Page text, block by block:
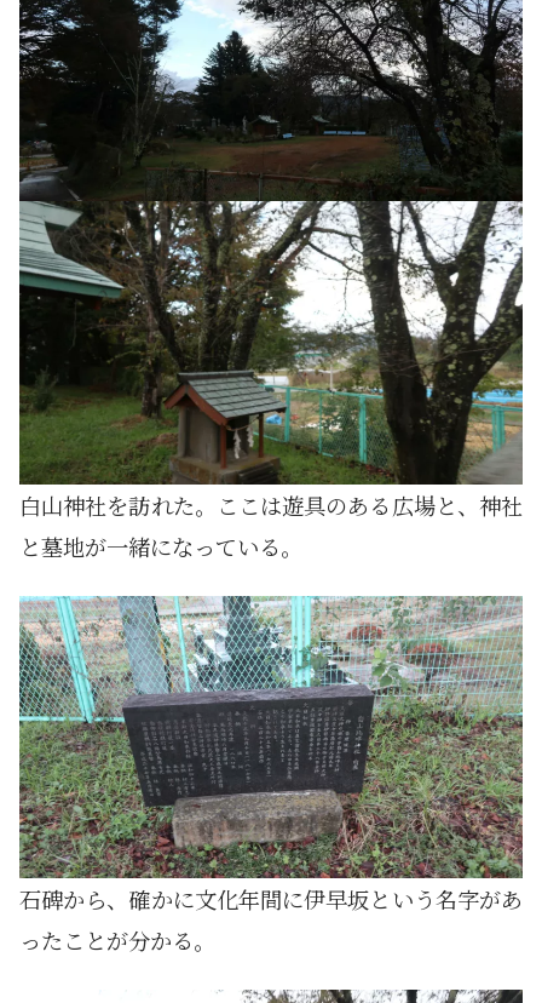
白山神社を訪れた。ここは遊具のある広場と、神社
と墓地が一緒になっている。
石碑から、確かに文化年間に伊早坂という名字があ
ったことが分かる。